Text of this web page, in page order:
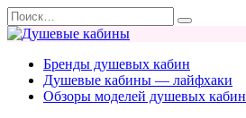
Перейти
к
содержанию
Search
for:
Бренды душевых кабин
Душевые кабины — лайфхаки
Обзоры моделей душевых кабин